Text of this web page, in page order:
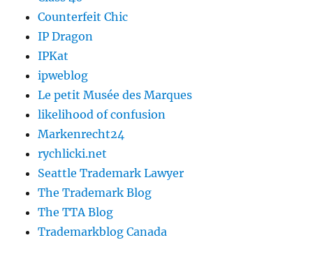
Counterfeit Chic
IP Dragon
IPKat
ipweblog
Le petit Musée des Marques
likelihood of confusion
Markenrecht24
rychlicki.net
Seattle Trademark Lawyer
The Trademark Blog
The TTA Blog
Trademarkblog Canada